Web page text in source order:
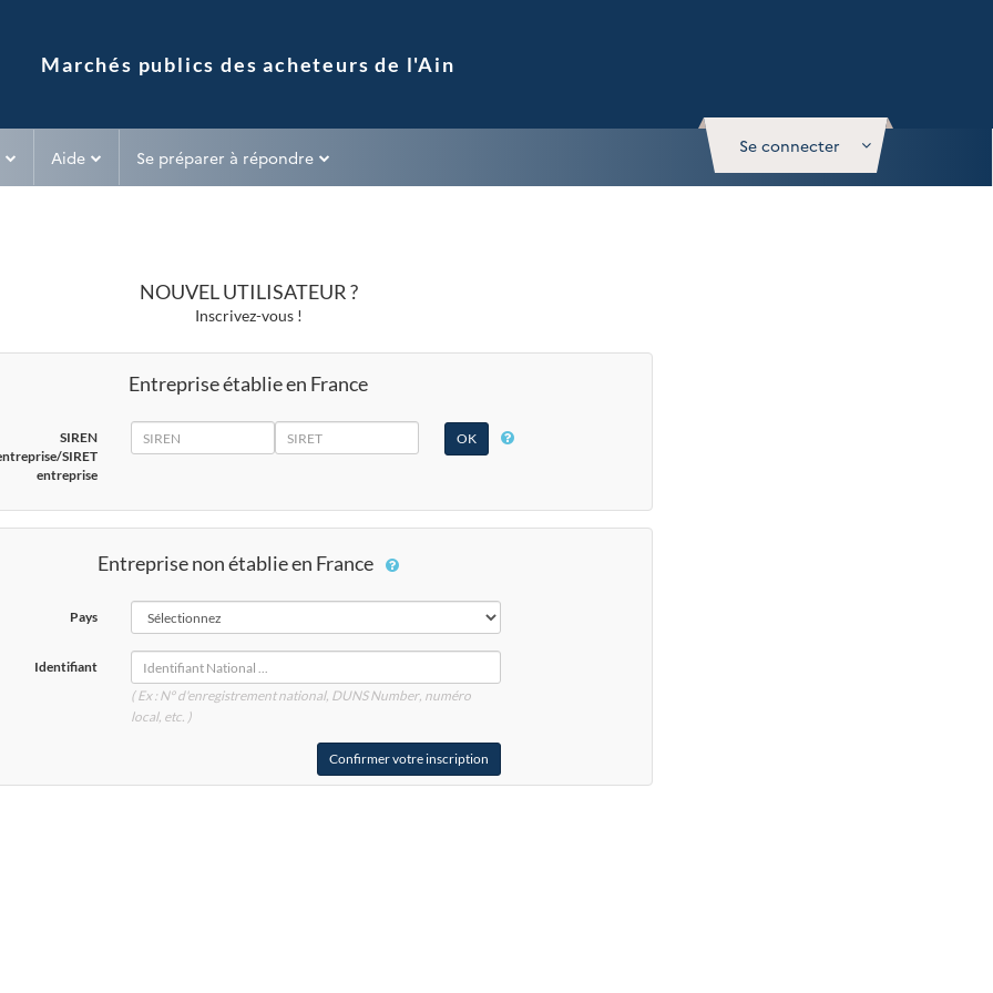
Se connecter
Aide Se préparer à répondre
NOUVEL UTILISATEUR ?
Inscrivez-vous !
Entreprise établie en France
SIREN
SIRET
entreprise
SIREN
SIRET
Entreprise non établie en France
Pays
Identifiant
( Ex : N° d'enregistrement national, DUNSNumber, numéro
local, etc. )